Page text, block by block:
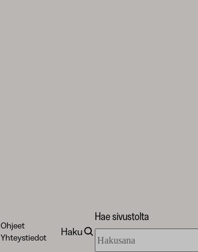
Ohjeet
Yhteystiedot
Haku
Hae sivustolta
sivustolta